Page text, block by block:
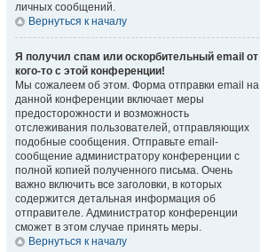
личных сообщений.
Вернуться к началу
Я получил спам или оскорбительный email от
кого-то с этой конференции!
Мы сожалеем об этом. Форма отправки email на
данной конференции включает меры
предосторожности и возможность
отслеживания пользователей, отправляющих
подобные сообщения. Отправьте email-
сообщение администратору конференции с
полной копией полученного письма. Очень
важно включить все заголовки, в которых
содержится детальная информация об
отправителе. Администратор конференции
сможет в этом случае принять меры.
Вернуться к началу